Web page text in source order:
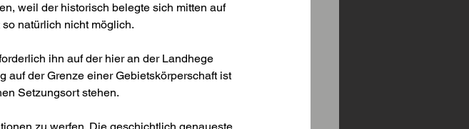
weil der historisch belegte sich mitten auf
natürlich nicht möglich.
ihn auf der hier an der Landhege
auf der Grenze einer Gebietskörperschaft ist
Setzungsort stehen.